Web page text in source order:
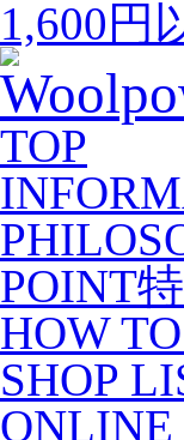
1,600円
TOP
POINT
HOW
SHOP
ONLINE